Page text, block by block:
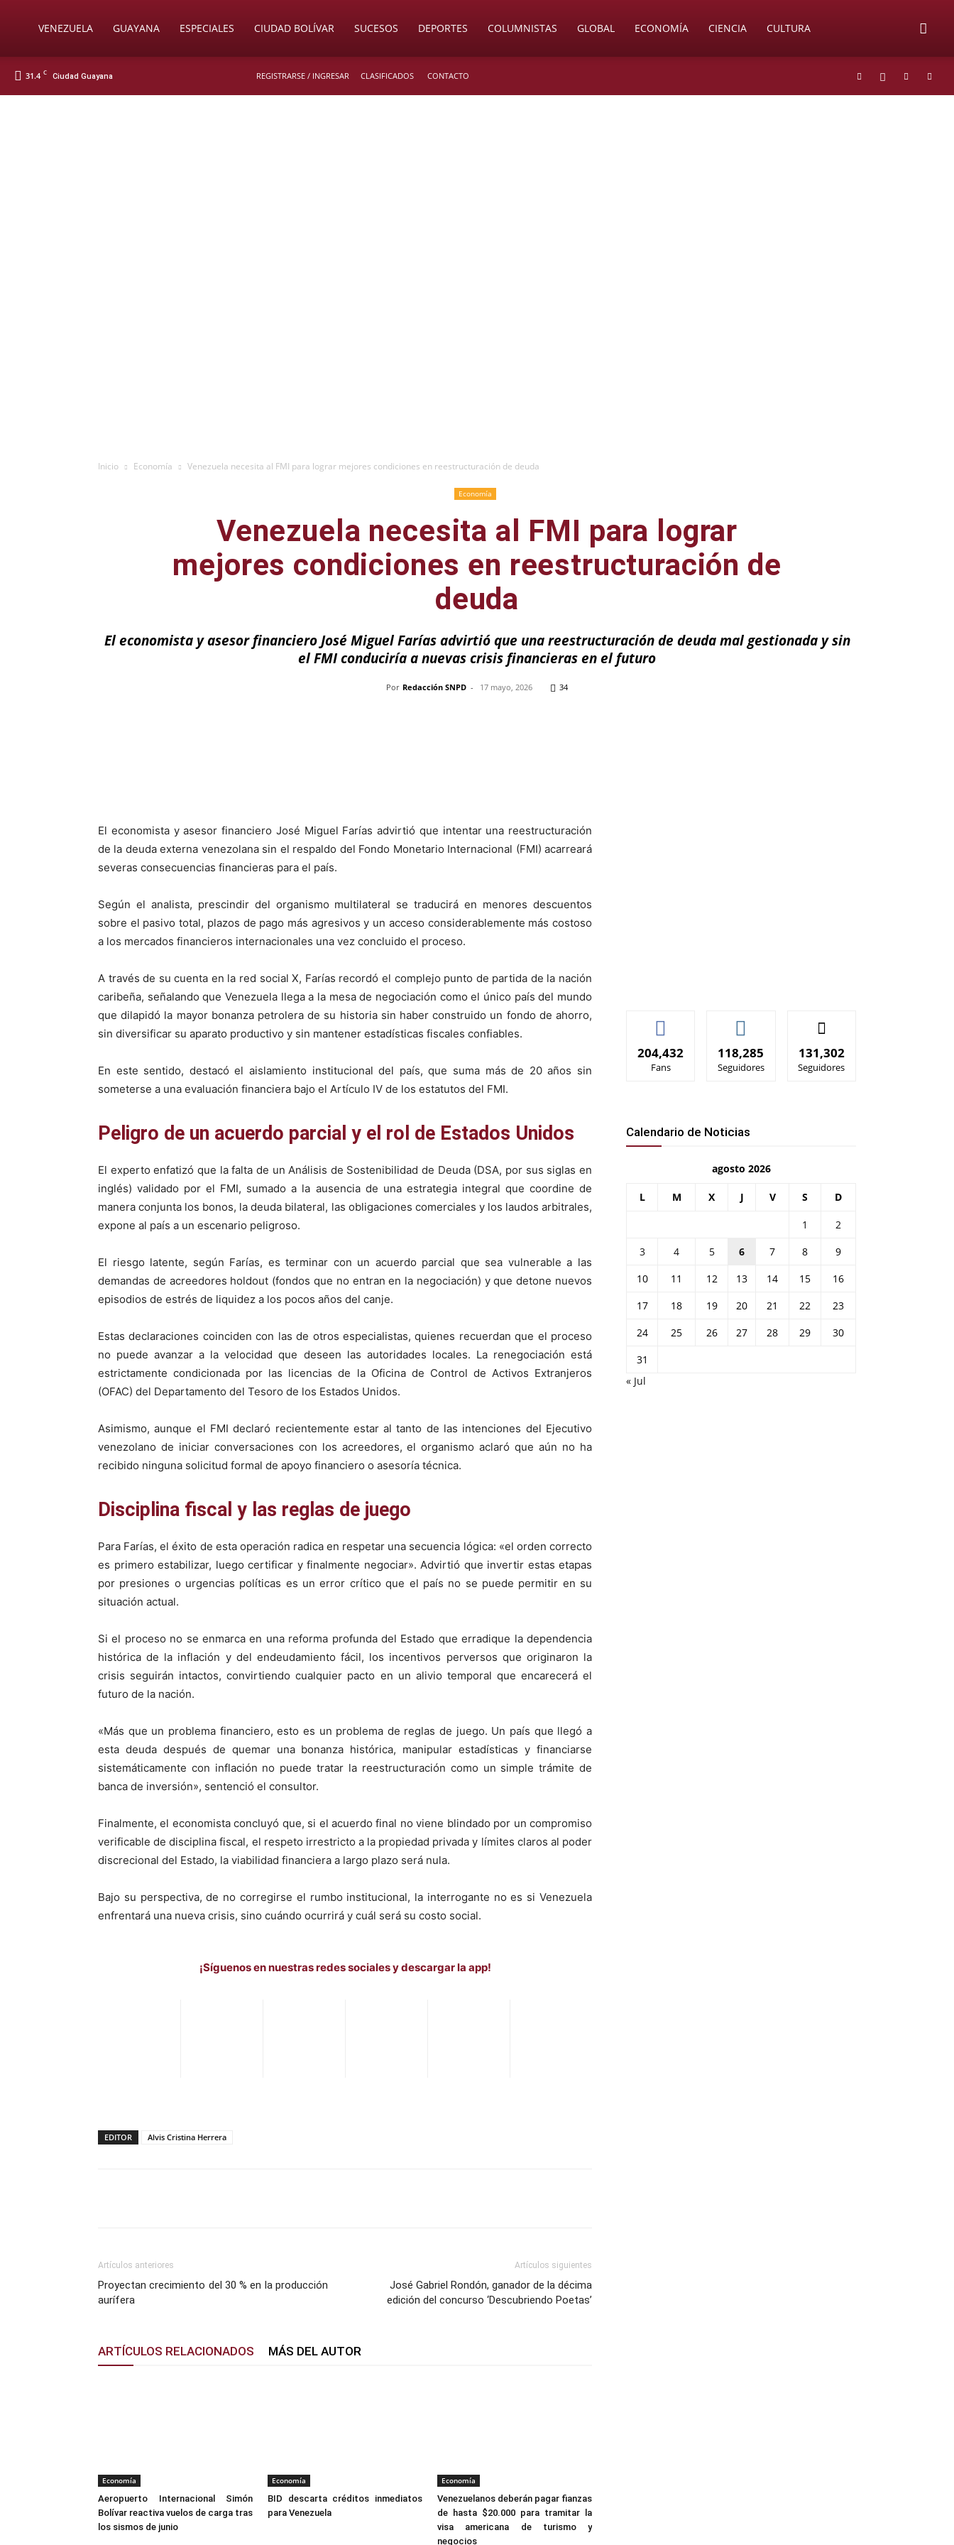
SoyVENEZUELA GUAYANA ESPECIALES CIUDAD BOLÍVAR SUCESOS DEPORTES COLUMNISTAS GLOBAL ECONOMÍA CIENCIA CULTURA
31.4 C Ciudad Guayana REGISTRARSE / INGRESAR CLASIFICADOS CONTACTO
Inicio Economía Venezuela necesita al FMI para lograr mejores condiciones en reestructuración de deuda
Economía
Venezuela necesita al FMI para lograr
mejores condiciones en reestructuración de
deuda
El economista y asesor financiero José Miguel Farías advirtió que una reestructuración de deuda mal gestionada y sin
el FMI conduciría a nuevas crisis financieras en el futuro
Por Redacción SNPD - 17 mayo, 2026 34
El economista y asesor financiero José Miguel Farías advirtió que intentar una reestructuración
de la deuda externa venezolana sin el respaldo del Fondo Monetario Internacional (FMI) acarreará
severas consecuencias financieras para el país.
Según el analista, prescindir del organismo multilateral se traducirá en menores descuentos
sobre el pasivo total, plazos de pago más agresivos y un acceso considerablemente más costoso
a los mercados financieros internacionales una vez concluido el proceso.
A través de su cuenta en la red social X, Farías recordó el complejo punto de partida de la nación
caribeña, señalando que Venezuela llega a la mesa de negociación como el único país del mundo
que dilapidó la mayor bonanza petrolera de su historia sin haber construido un fondo de ahorro,
sin diversificar su aparato productivo y sin mantener estadísticas fiscales confiables.
En este sentido, destacó el aislamiento institucional del país, que suma más de 20 años sin
someterse a una evaluación financiera bajo el Artículo IV de los estatutos del FMI.
Peligro de un acuerdo parcial y el rol de Estados Unidos
El experto enfatizó que la falta de un Análisis de Sostenibilidad de Deuda (DSA, por sus siglas en
inglés) validado por el FMI, sumado a la ausencia de una estrategia integral que coordine de
manera conjunta los bonos, la deuda bilateral, las obligaciones comerciales y los laudos arbitrales,
expone al país a un escenario peligroso.
El riesgo latente, según Farías, es terminar con un acuerdo parcial que sea vulnerable a las
demandas de acreedores holdout (fondos que no entran en la negociación) y que detone nuevos
episodios de estrés de liquidez a los pocos años del canje.
Estas declaraciones coinciden con las de otros especialistas, quienes recuerdan que el proceso
no puede avanzar a la velocidad que deseen las autoridades locales. La renegociación está
estrictamente condicionada por las licencias de la Oficina de Control de Activos Extranjeros
(OFAC) del Departamento del Tesoro de los Estados Unidos.
Asimismo, aunque el FMI declaró recientemente estar al tanto de las intenciones del Ejecutivo
venezolano de iniciar conversaciones con los acreedores, el organismo aclaró que aún no ha
recibido ninguna solicitud formal de apoyo financiero o asesoría técnica.
Disciplina fiscal y las reglas de juego
Para Farías, el éxito de esta operación radica en respetar una secuencia lógica: «el orden correcto
es primero estabilizar, luego certificar y finalmente negociar». Advirtió que invertir estas etapas
por presiones o urgencias políticas es un error crítico que el país no se puede permitir en su
situación actual.
Si el proceso no se enmarca en una reforma profunda del Estado que erradique la dependencia
histórica de la inflación y del endeudamiento fácil, los incentivos perversos que originaron la
crisis seguirán intactos, convirtiendo cualquier pacto en un alivio temporal que encarecerá el
futuro de la nación.
«Más que un problema financiero, esto es un problema de reglas de juego. Un país que llegó a
esta deuda después de quemar una bonanza histórica, manipular estadísticas y financiarse
sistemáticamente con inflación no puede tratar la reestructuración como un simple trámite de
banca de inversión», sentenció el consultor.
Finalmente, el economista concluyó que, si el acuerdo final no viene blindado por un compromiso
verificable de disciplina fiscal, el respeto irrestricto a la propiedad privada y límites claros al poder
discrecional del Estado, la viabilidad financiera a largo plazo será nula.
Bajo su perspectiva, de no corregirse el rumbo institucional, la interrogante no es si Venezuela
enfrentará una nueva crisis, sino cuándo ocurrirá y cuál será su costo social.
¡Síguenos en nuestras redes sociales y descargar la app!
EDITOR Alvis Cristina Herrera
Artículos anteriores
Proyectan crecimiento del 30 % en la producción
aurífera
Artículos siguientes
José Gabriel Rondón, ganador de la décima
edición del concurso ‘Descubriendo Poetas’
ARTÍCULOS RELACIONADOS MÁS DEL AUTOR
Economía
Aeropuerto Internacional Simón
Bolívar reactiva vuelos de carga tras
los sismos de junio
Economía
BID descarta créditos inmediatos
para Venezuela
Economía
Venezuelanos deberán pagar fianzas
de hasta $20.000 para tramitar la
visa americana de turismo y
negocios
204,432
Fans
118,285
Seguidores
131,302
Seguidores
Calendario de Noticias
agosto 2026
L M X J V S D
1
2
3
4 5 6 7 8
9
10
11 12 13 14 15
16
17
18 19 20 21 22
23
24
25 26 27 28 29
30
31
« Jul